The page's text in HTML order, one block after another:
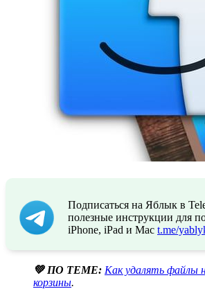
Подписаться на Яблык в
полезные инструкции для
iPhone, iPad и Mac t.me/
💚 ПО ТЕМЕ: Как удалять файлы
корзины.